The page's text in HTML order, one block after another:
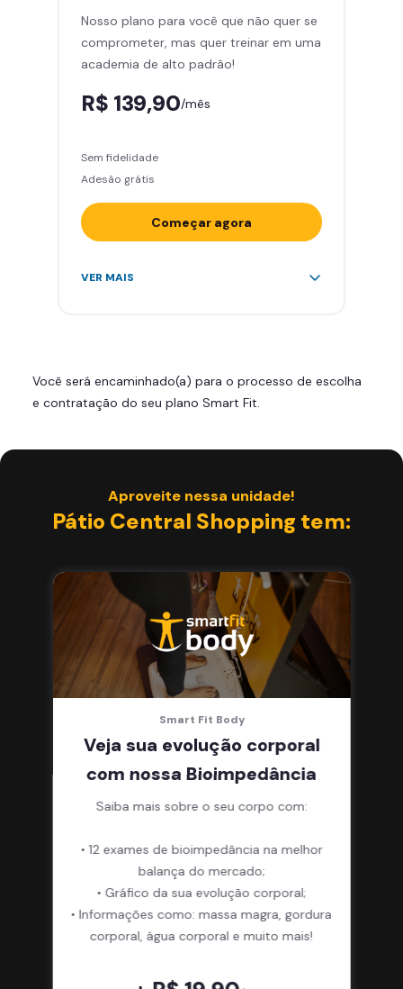
Skeelo App (Audiobook)*
Área de musculação e aeróbicos
Smart Fit App
Nosso plano para você que não quer se
comprometer, mas quer treinar em uma
academia de alto padrão!
R$ 139,90/mês
Sem fidelidade
Adesão grátis
Começar agora
Acesso ilimitado a +2.000
Skeelo App (Audiobook)*
Área de musculação e aeróbicos
VER MAIS
Você será encaminhado(a) para o processo de escolha
e contratação do seu plano Smart Fit.
Aproveite nessa unidade!
Pátio Central Shopping tem:
Smart Fit Body
Veja sua evolução corporal
com nossa Bioimpedância
Saiba mais sobre o seu corpo com:
• 12 exames de bioimpedância na melhor
balança do mercado;
• Gráfico da sua evolução corporal;
• Informações como: massa magra, gordura
corporal, água corporal e muito mais!